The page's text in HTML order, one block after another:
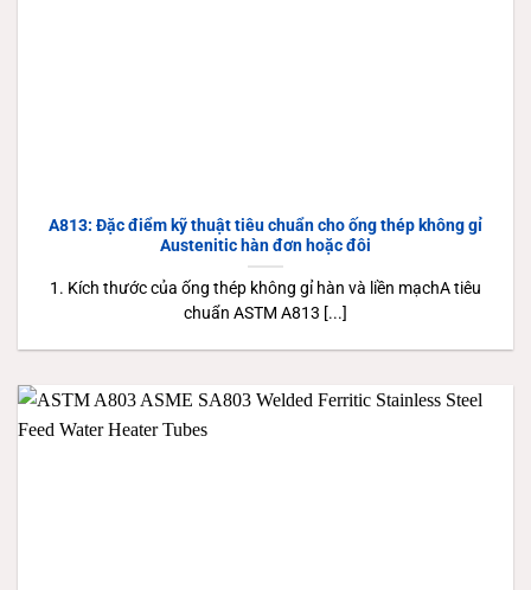
A813: Đặc điểm kỹ thuật tiêu chuẩn cho ống thép không gỉ
Austenitic hàn đơn hoặc đôi
1. Kích thước của ống thép không gỉ hàn và liền mạchA tiêu
chuẩn ASTM A813 [...]